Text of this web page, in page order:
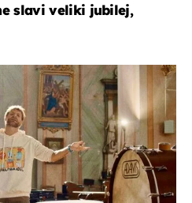
slavi veliki jubilej,